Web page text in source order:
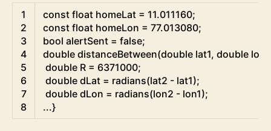
1
2
3
4
5
6
7
8
const float homeLat = 11.011160;
const float homeLon = 77.013080;
bool alertSent = false;
double distanceBetween(double lat1, double lon1
double R = 6371000;
double dLat = radians(lat2 - lat1);
double dLon = radians(lon2 - lon1);
...}